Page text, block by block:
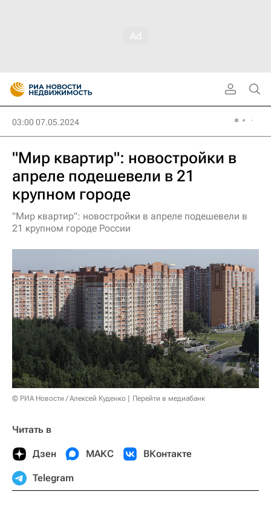
03:00 07.05.2024
"Мир квартир": новостройки в
апреле подешевели в 21
крупном городе
"Мир квартир": новостройки в апреле подешевели в
21 крупном городе России
© РИА Новости / Алексей Куденко Перейти в медиабанк
Читать в
Дзен МАКС ВКонтакте
Telegram